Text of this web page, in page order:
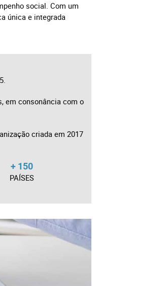
social. Com um
única e integrada
em consonância com o
criada em 2017
+ 150
PAÍSES